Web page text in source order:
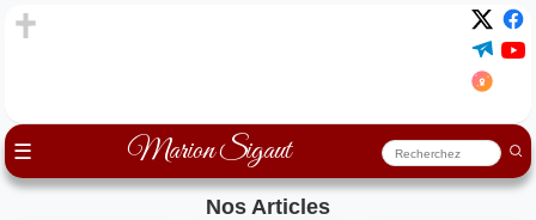
☰ Marion Sigaut
Nos Articles